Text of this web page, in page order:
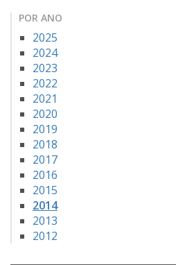
POR ANO
2025
2024
2023
2022
2021
2020
2019
2018
2017
2016
2015
2014
2013
2012